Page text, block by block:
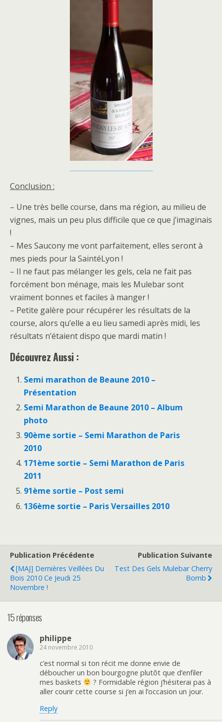
Conclusion :
– Une très belle course, dans ma région, au milieu de
vignes, mais un peu plus difficile que ce que j’imaginais
!
– Mes Saucony me vont parfaitement, elles seront à
mes pieds pour la SaintéLyon !
– Il ne faut pas mélanger les gels, cela ne fait pas
forcément bon ménage, mais les Mulebar sont
vraiment bonnes et faciles à manger !
– Petite galère pour récupérer les résultats de la
course, alors qu’elle a eu lieu samedi après midi, les
résultats n’étaient dispo que mardi matin !
Découvrez Aussi :
Semi marathon de Beaune 2010 –
Présentation
Semi Marathon de Beaune 2010 – Album
photo
90ème sortie – Semi Marathon de Paris
2010
171ème sortie – Semi Marathon de Paris
2011
91ème sortie – Post semi
136ème sortie – Paris Versailles 2010
Publication Précédente
[MAJ] Dernières Veillées Du
Bois 2010 Ce Jeudi 25
Novembre !
Publication Suivante
Test Des Gels Mulebar Cherry
Bomb
15 réponses
philippe
24 novembre 2010
c’est normal si ton récit me donne envie de
déboucher un bon bourgogne plutôt que d’enfiler
mes baskets
? Formidable région j’hésiterai pas à
aller courir cette course si j’en ai l’occasion un jour.
Reply